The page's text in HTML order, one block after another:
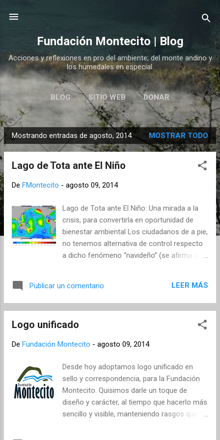
Fundación Montecito | Blog
Acciones y reflexiones en pro del ambiente; del monte andino y
los humedales en especial.
BLOG SITIO WEB DONAR
E
n
Mostrando entradas de agosto, 2014 MOSTRAR TODO
Lago de Tota ante El Niño
De FMontecito - agosto 09, 2014
Lago de Tota ante El Niño: Una mirada a la
crisis, para convertirla en oportunidad de
bienestar ambiental Los ciudadanos de a pie,
no tenemos alternativa de control respecto
a dicho fenómeno “navideño” (se afirma que
decembrina, que tuvieron asocio cultural con
el Niño Jesús), aunque sí de adaptación. Si
tropical y en particular a la cuenca del Lago
prediciendo sus impactos en todo el país
significará que tendremos una crisis, de
sequía y ausencia de lluvia, y con ello altas
posibilidades de ver nuestro lago
descendiendo su nivel a registros históricos,
críticos. Mareas con El Niño, fuente:
Publicar un comentario LEER MÁS
Logo unificado
De Fundación Montecito - agosto 09, 2014
Desde hoy adoptamos logo unificado en
sello y correspondencia, para la Fundación
Montecito. Quisimos darle un toque de
diseño y carácter, al tiempo que hacerlo más
sencillo y visible, manteniendo rasgos que